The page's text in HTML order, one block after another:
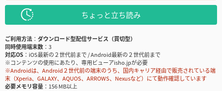
ちょっと立ち読み
ご利用方法
ダウンロード型配信サービス（買切型）
同時使用端末数
3
対応OS
iOS最新の２世代前まで / Android最新の２世代前まで
※コンテンツの使用にあたり、専用ビューアisho.jpが必要
※Androidは、Android２世代前の端末のうち、国内キャリア経由で販売されている端
末（Xperia、GALAXY、AQUOS、ARROWS、Nexusなど）にて動作確認しています
必要メモリ容量
156 MB以上